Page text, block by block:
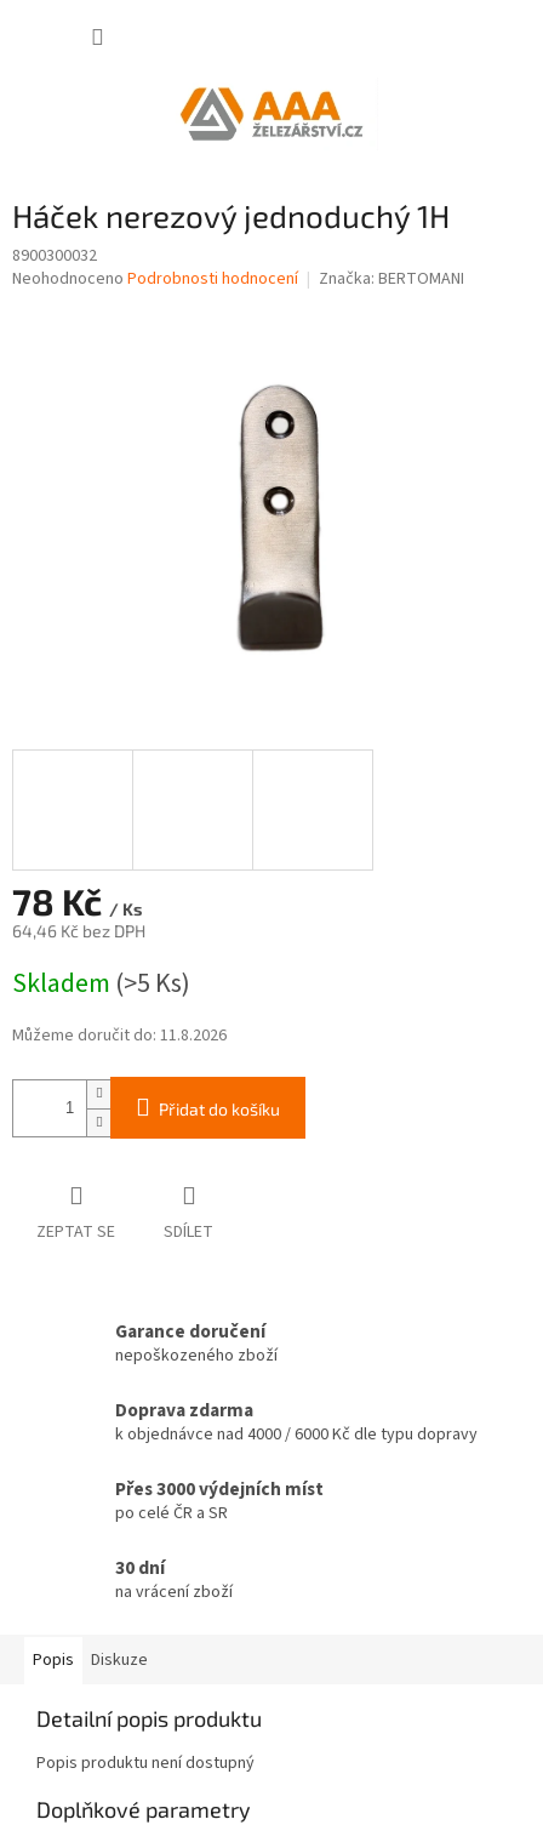
Háček nerezový jednoduchý 1H
8900300032
Průměrné
Neohodnoceno Podrobnosti hodnocení Značka: BERTOMANI
78 Kč / Ks
64,46 Kč bez DPH
cena:
Skladem (>5 Ks)
Můžeme doručit do: 11.8.2026
Přidat do košíku
ZEPTAT SE SDÍLET
Garance doručení
nepoškozeného zboží
Doprava zdarma
k objednávce nad 4000 / 6000 Kč dle typu dopravy
Přes 3000 výdejních míst
po celé ČR a SR
30 dní
na vrácení zboží
Popis Diskuze
Detailní popis produktu
Popis produktu není dostupný
Doplňkové parametry